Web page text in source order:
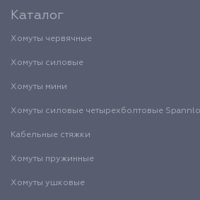
Каталог
Хомуты червячные
Хомуты силовые
Хомуты мини
Хомуты силовые четырехболтовые
Кабельные стяжки
Хомуты пружинные
Хомуты ушковые